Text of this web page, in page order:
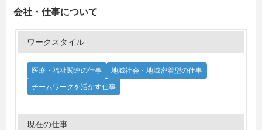
会社・仕事について
ワークスタイル
医療・福祉関連の仕事
地域社会・地域密着型の仕事
チームワークを活かす仕事
現在の仕事